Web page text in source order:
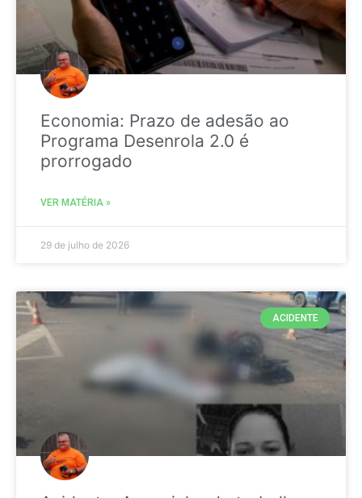
Economia: Prazo de adesão ao
Programa Desenrola 2.0 é
prorrogado
VER MATÉRIA »
29 de julho de 2026
ACIDENTE